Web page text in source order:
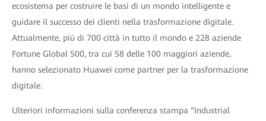
ecosistema per costruire le basi di un mondo intelligente e
guidare il successo dei clienti nella trasformazione digitale.
Attualmente, più di 700 città in tutto il mondo e 228 aziende
Fortune Global 500, tra cui 58 delle 100 maggiori aziende,
hanno selezionato Huawei come partner per la trasformazione
digitale.
Ulteriori informazioni sulla conferenza stampa “Industrial